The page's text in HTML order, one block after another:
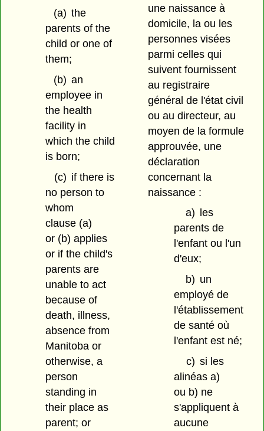
(a) the
parents of the
child or one of
them;
(b) an
employee in
the health
facility in
which the child
is born;
(c) if there is
no person to
whom
clause (a)
or (b) applies
or if the child's
parents are
unable to act
because of
death, illness,
absence from
Manitoba or
otherwise, a
person
standing in
their place as
parent; or
une naissance à
domicile, la ou les
personnes visées
parmi celles qui
suivent fournissent
au registraire
général de l'état civil
ou au directeur, au
moyen de la formule
approuvée, une
déclaration
concernant la
naissance :
a)
les
parents de
l'enfant ou l'un
d'eux;
b) un
employé de
l'établissement
de santé où
l'enfant est né;
c) si les
alinéas a)
ou b) ne
s'appliquent à
aucune